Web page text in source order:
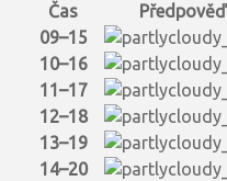
Čas Předpověď
09–15
10–16
11–17
12–18
13–19
14–20